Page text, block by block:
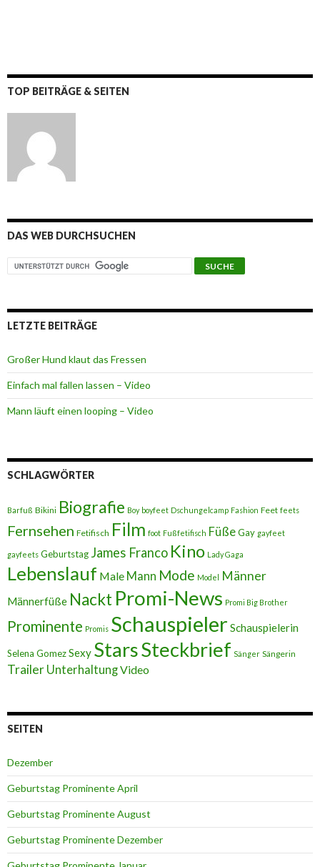
TOP BEITRÄGE & SEITEN
DAS WEB DURCHSUCHEN
LETZTE BEITRÄGE
Großer Hund klaut das Fressen
Einfach mal fallen lassen – Video
Mann läuft einen looping – Video
SCHLAGWÖRTER
Barfuß Bikini Biografie Boy boyfeet Dschungelcamp Fashion Feet feets
Fernsehen Fetifisch Film foot Fußfetifisch FüßeGay gayfeet
gayfeets Geburtstag James Franco Kino Lady Gaga
Lebenslauf Male Mann Mode Model Männer
Männerfüße Nackt Promi-News Promi Big Brother
Prominente Promis Schauspieler Schauspielerin
Selena GomezSexy StarsSteckbrief Sänger Sängerin
Trailer UnterhaltungVideo
SEITEN
Dezember
Geburtstag Prominente April
Geburtstag Prominente August
Geburtstag Prominente Dezember